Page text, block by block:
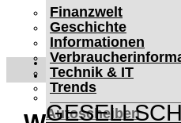
Finanzwelt
Geschichte
Informationen
Technik & IT
Trends
WETTERWARNUNGEN
WINTER IM KRAICHGAU
Lifehacks für
Autoscheiben